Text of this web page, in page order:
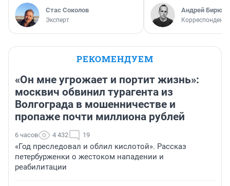
Стас Соколов
Эксперт
Андрей
Корреспондент
РЕКОМЕНДУЕМ
«Он мне угрожает и портит жизнь»:
москвич обвинил турагента из
Волгограда в мошенничестве и
пропаже почти миллиона рублей
6 часов 4 432 19
«Год преследовал и облил кислотой». Рассказ
петербурженки о жестоком нападении и
реабилитации